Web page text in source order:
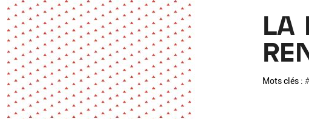
Environnement
Habiter
Jeunes
Patrimoine
Paysage
Société
Transition écologique
Expérience Fiche /
Revue
LA
Mots clés :